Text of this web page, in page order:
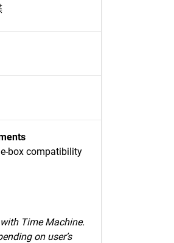
box compatibility
Time Machine.
on user’s